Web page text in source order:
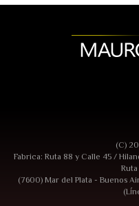
(C)
Fabrica: Ruta 88 y Calle 45 /
(7600) Mar del Plata - Buenos